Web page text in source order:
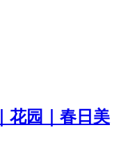
花园｜春日美